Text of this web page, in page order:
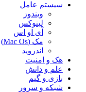
سیستم عامل
ویندوز
لینوکس
آی او اس
مک (Mac Os)
اندروید
هک و امنیت
علم و دانش
بازی و گیم
شبکه و سرور